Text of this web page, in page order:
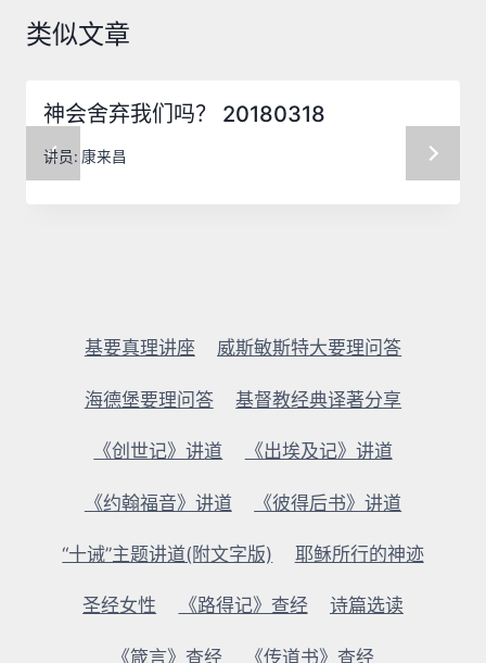
类似文章
神会舍弃我们吗？ 20180318
讲员: 康来昌
基要真理讲座 威斯敏斯特大要理问答
海德堡要理问答 基督教经典译著分享
《创世记》讲道 《出埃及记》讲道
《约翰福音》讲道 《彼得后书》讲道
“十诫”主题讲道(附文字版) 耶稣所行的神迹
圣经女性 《路得记》查经 诗篇选读
《箴言》查经 《传道书》查经